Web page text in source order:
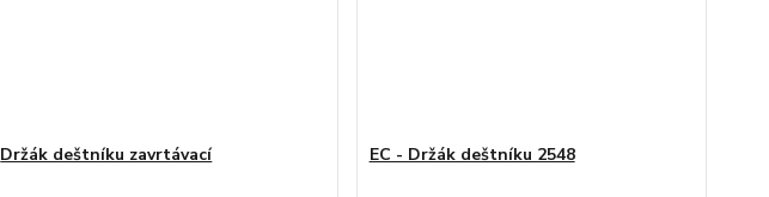
Držák deštníku zavrtávací EC - Držák deštníku 2548